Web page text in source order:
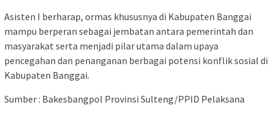
Asisten I berharap, ormas khususnya di Kabupaten Banggai
mampu berperan sebagai jembatan antara pemerintah dan
masyarakat serta menjadi pilar utama dalam upaya
pencegahan dan penanganan berbagai potensi konflik sosial di
Kabupaten Banggai.
Sumber : Bakesbangpol Provinsi Sulteng/PPID Pelaksana